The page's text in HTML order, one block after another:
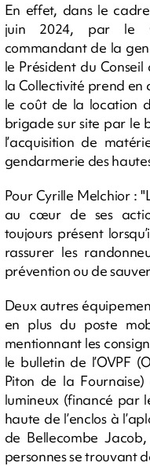
En effet, dans le
juin 2024, par le
commandant de la
le Président du
la Collectivité prend en
le coût de la location
brigade sur site par le
l’acquisition de
gendarmerie des
Pour Cyrille Melchior :
au cœur de ses
toujours présent
rassurer les
prévention ou de
Deux autres
en plus du poste
mentionnant les
le bulletin de l’OVPF
Piton de la Fournaise)
lumineux (financé par
haute de l’enclos à
de Bellecombe
personnes se trouvant